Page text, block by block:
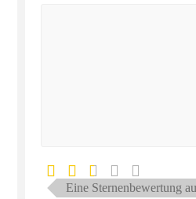
Eine Sternenbewertung